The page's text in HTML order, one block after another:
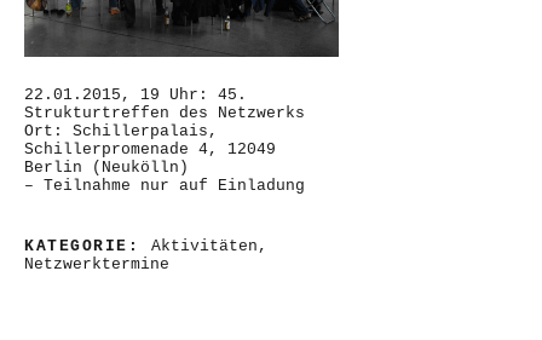
22.01.2015, 19 Uhr: 45.
Strukturtreffen des Netzwerks
Ort: Schillerpalais,
Schillerpromenade 4, 12049
Berlin (Neukölln)
– Teilnahme nur auf Einladung
KATEGORIE: Aktivitäten ,
Netzwerktermine